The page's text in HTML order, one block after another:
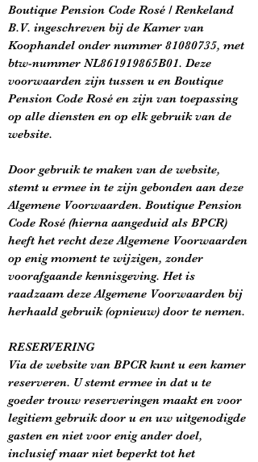
Boutique Pension Code Rosé / Renkeland
B.V. ingeschreven bij de Kamer van
Koophandel onder nummer 81080735, met
btw-nummer NL861919865B01. Deze
voorwaarden zijn tussen u en Boutique
Pension Code Rosé en zijn van toepassing
op alle diensten en op elk gebruik van de
website.
Door gebruik te maken van de website,
stemt u ermee in te zijn gebonden aan deze
Algemene Voorwaarden. Boutique Pension
Code Rosé (hierna aangeduid als BPCR)
heeft het recht deze Algemene Voorwaarden
op enig moment te wijzigen, zonder
voorafgaande kennisgeving. Het is
raadzaam deze Algemene Voorwaarden bij
herhaald gebruik (opnieuw) door te nemen.
RESERVERING
Via de website van BPCR kunt u een kamer
reserveren. U stemt ermee in dat u te
goeder trouw reserveringen maakt en voor
legitiem gebruik door u en uw uitgenodigde
gasten en niet voor enig ander doel,
inclusief maar niet beperkt tot het